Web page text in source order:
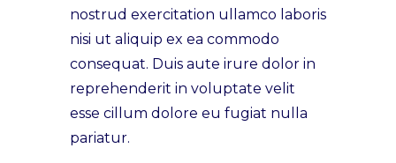
nostrud exercitation ullamco laboris
nisi ut aliquip ex ea commodo
consequat. Duis aute irure dolor in
reprehenderit in voluptate velit
esse cillum dolore eu fugiat nulla
pariatur.